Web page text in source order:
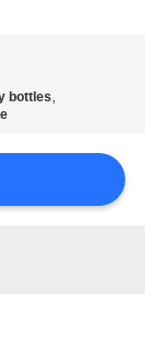
bottles,